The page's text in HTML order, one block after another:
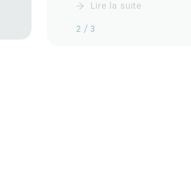
Lire la suite
2 / 3